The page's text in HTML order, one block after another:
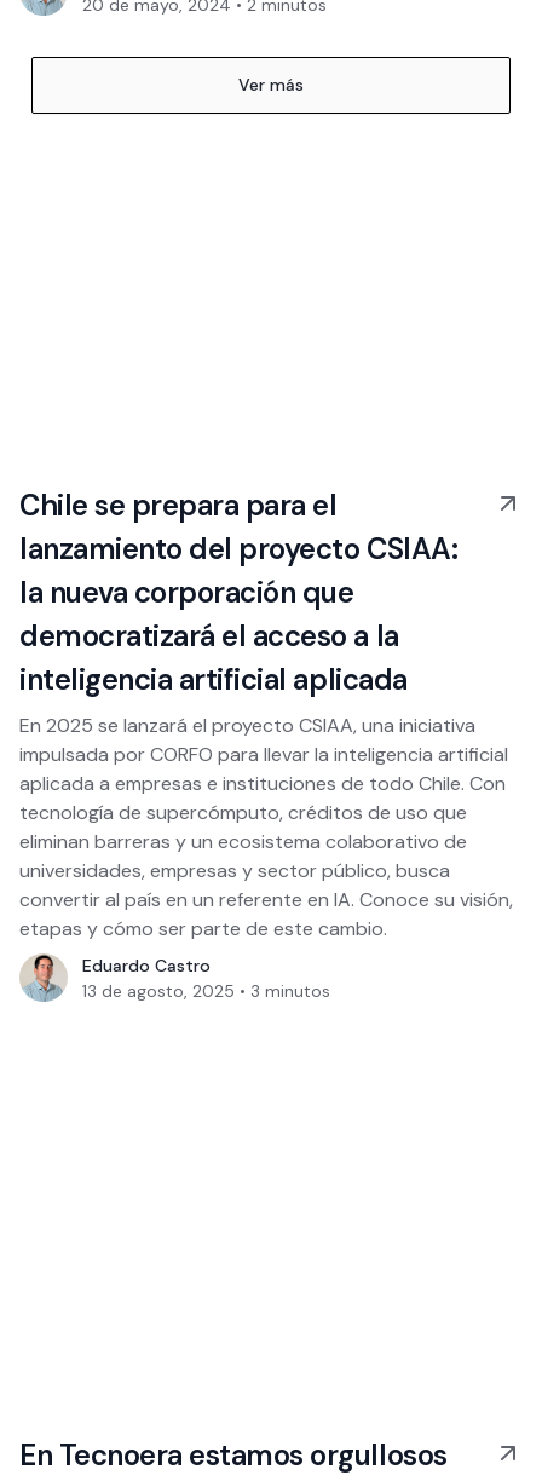
20 de mayo, 2024 • 2 minutos
Ver más
Chile se prepara para el
lanzamiento del proyecto CSIAA:
la nueva corporación que
democratizará el acceso a la
inteligencia artificial aplicada
En 2025 se lanzará el proyecto CSIAA, una iniciativa
impulsada por CORFO para llevar la inteligencia artificial
aplicada a empresas e instituciones de todo Chile. Con
tecnología de supercómputo, créditos de uso que
eliminan barreras y un ecosistema colaborativo de
universidades, empresas y sector público, busca
convertir al país en un referente en IA. Conoce su visión,
etapas y cómo ser parte de este cambio.
Eduardo Castro
13 de agosto, 2025 • 3 minutos
En Tecnoera estamos orgullosos